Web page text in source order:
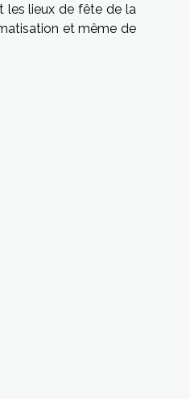
les lieux de fête de la
et même de